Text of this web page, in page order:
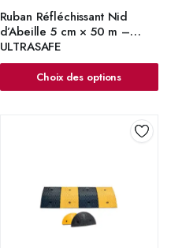
Ruban Réfléchissant Nid
d’Abeille 5 cm × 50 m –
ULTRASAFE
Choix des options